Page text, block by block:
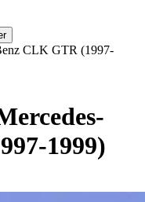
CLK GTR (1997-
1999)